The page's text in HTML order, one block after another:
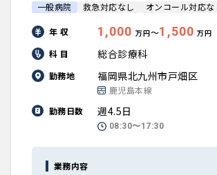
一般病院 救急対応なし オンコール対応な
年 収 1,000 万円〜1,500 万円
科 目 総合診療科
勤務地 福岡県北九州市戸畑区
鹿児島本線
勤務日数
週4.5日
08:30〜17:30
業務内容